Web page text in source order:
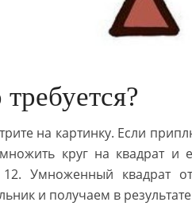
на картинку. Если
круг на квадрат и
12. Умноженный квадрат
и получаем в